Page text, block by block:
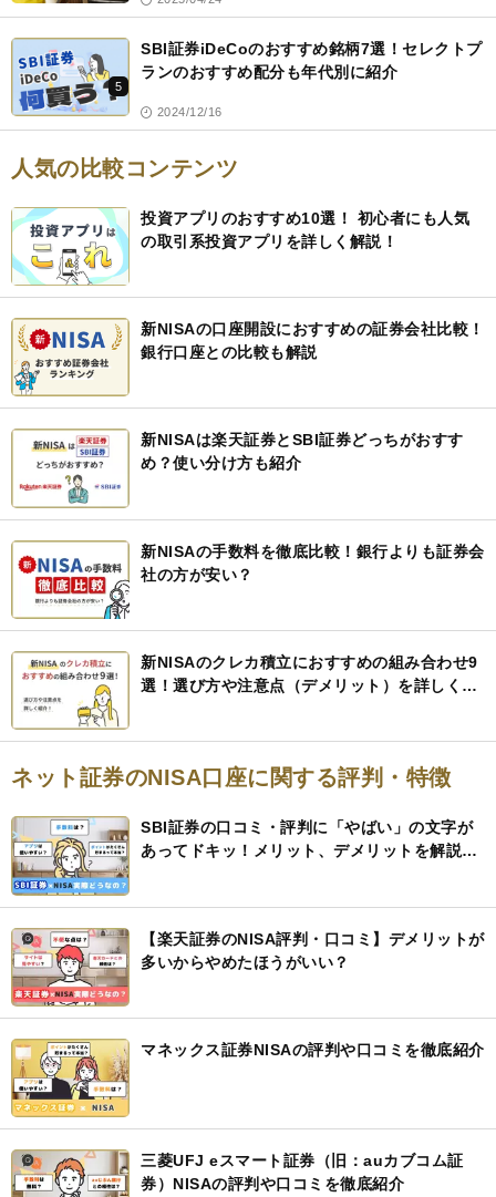
5
SBI証券iDeCoのおすすめ銘柄7選！セレクトプ
ランのおすすめ配分も年代別に紹介
2024/12/16
人気の比較コンテンツ
投資アプリのおすすめ10選！ 初心者にも人気
の取引系投資アプリを詳しく解説！
新NISAの口座開設におすすめの証券会社比較！
銀行口座との比較も解説
新NISAは楽天証券とSBI証券どっちがおすす
め？使い分け方も紹介
新NISAの手数料を徹底比較！銀行よりも証券会
社の方が安い？
新NISAのクレカ積立におすすめの組み合わせ9
選！選び方や注意点（デメリット）を詳しく紹
ネット証券のNISA口座に関する評判・特徴
SBI証券の口コミ・評判に「やばい」の文字が
あってドキッ！メリット、デメリットを解説す
【楽天証券のNISA評判・口コミ】デメリットが
多いからやめたほうがいい？
マネックス証券NISAの評判や口コミを徹底紹介
三菱UFJ eスマート証券（旧：auカブコム証
券）NISAの評判や口コミを徹底紹介